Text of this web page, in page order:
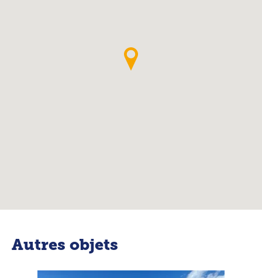
Autres objets